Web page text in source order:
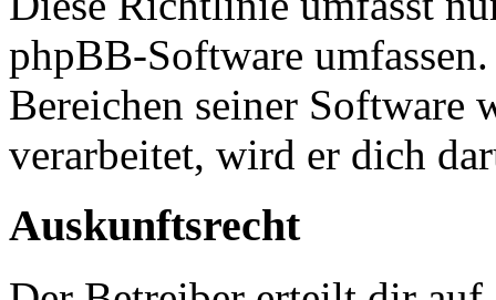
phpBB-Software
Bereichen seiner Software
verarbeitet, wird er dich
Auskunftsrecht